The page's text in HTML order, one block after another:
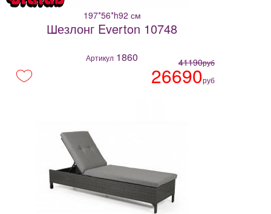
197*56*h92 см
Шезлонг Everton 10748
Артикул 1860 41190руб
26690руб